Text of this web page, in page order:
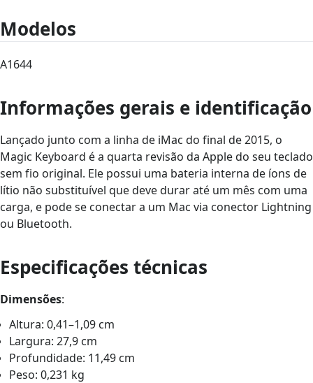
Modelos
A1644
Informações gerais e identificação
Lançado junto com a linha de iMac do final de 2015, o
Magic Keyboard é a quarta revisão da Apple do seu teclado
sem fio original. Ele possui uma bateria interna de íons de
lítio não substituível que deve durar até um mês com uma
carga, e pode se conectar a um Mac via conector Lightning
ou Bluetooth.
Especificações técnicas
Dimensões:
Altura: 0,41–1,09 cm
Largura: 27,9 cm
Profundidade: 11,49 cm
Peso: 0,231 kg